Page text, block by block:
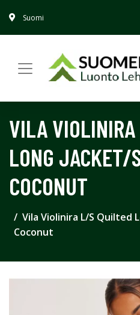
Suomi
VILA
LONG JACKET/
COCONUT
Vila Violinira L/S Quilted
Coconut